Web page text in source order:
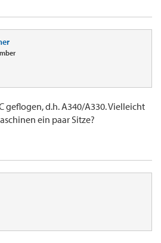
geflogen, d.h. A340/A330. Vielleicht
ein paar Sitze?